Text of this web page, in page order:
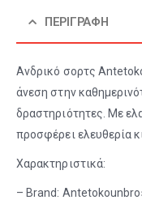
ΠΕΡΙΓΡΑΦΉ
Ανδρικό σορτς
άνεση στην
δραστηριότητες. Με
προσφέρει ελευθερία
Χαρακτηριστικά:
– Brand: